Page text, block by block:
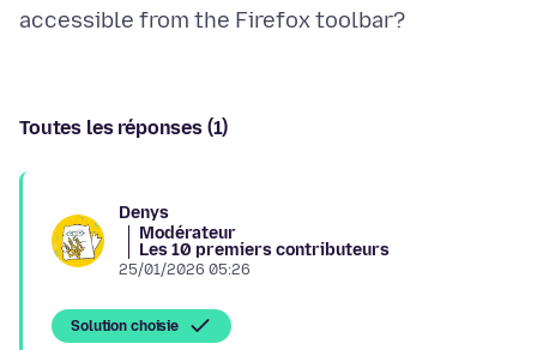
Toutes les réponses (1)
Denys
Modérateur
Les 10 premiers contributeurs
25/01/2026 05:26
Solution choisie